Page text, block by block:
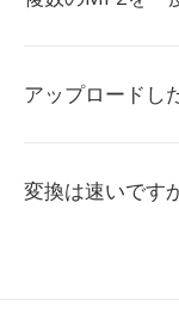
アップロードし
変換は速いです